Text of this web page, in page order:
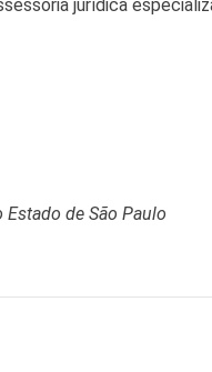
jurídica
de São Paulo